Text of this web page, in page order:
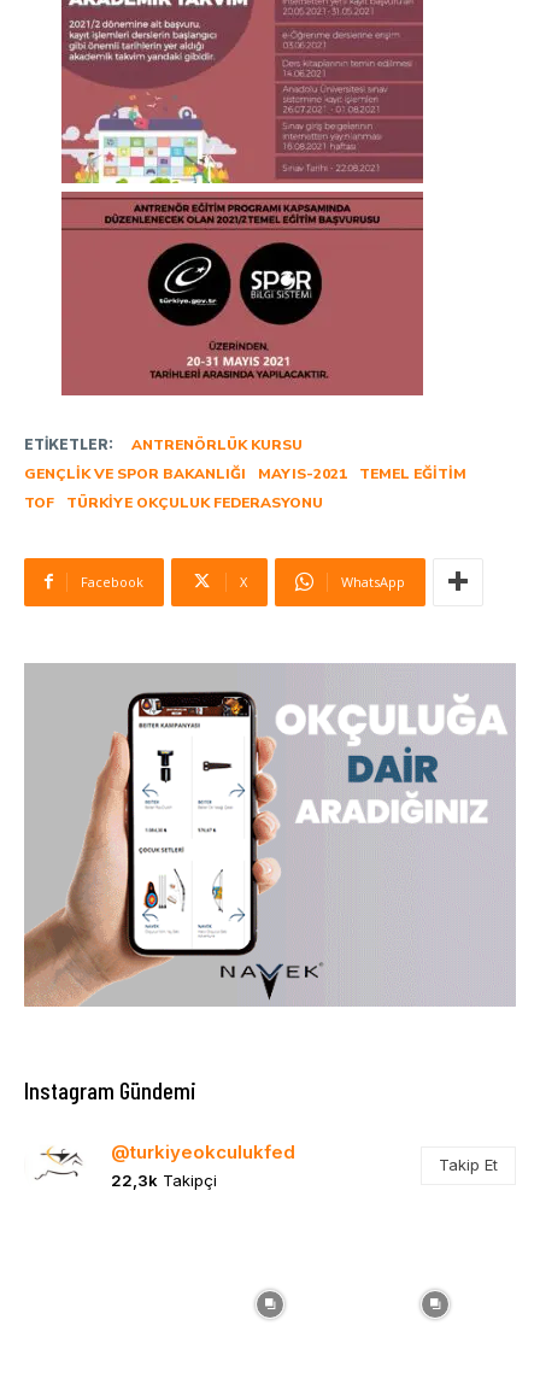
ETIKETLER:
ANTRENÖRLÜK KURSU
GENÇLIK VE SPOR BAKANLIĞI
MAYIS-2021
TEMEL EĞITIM
TOF
TÜRKIYE OKÇULUK FEDERASYONU
Facebook X WhatsApp
Instagram Gündemi
@turkiyeokculukfed
22,3k Takipçi
Takip Et